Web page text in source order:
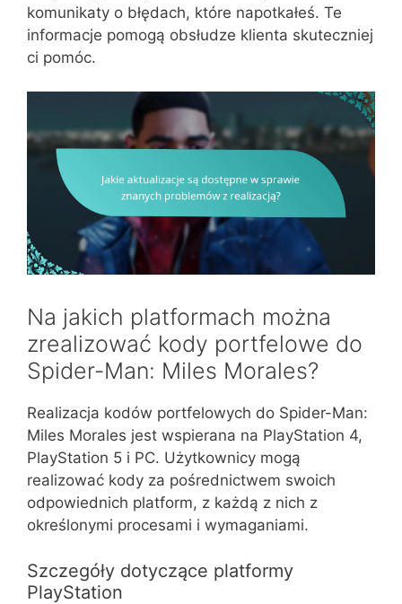
komunikaty o błędach, które napotkałeś. Te
informacje pomogą obsłudze klienta skuteczniej
ci pomóc.
Na jakich platformach można
zrealizować kody portfelowe do
Spider-Man: Miles Morales?
Realizacja kodów portfelowych do Spider-Man:
Miles Morales jest wspierana na PlayStation 4,
PlayStation 5 i PC. Użytkownicy mogą
realizować kody za pośrednictwem swoich
odpowiednich platform, z każdą z nich z
określonymi procesami i wymaganiami.
Szczegóły dotyczące platformy
PlayStation